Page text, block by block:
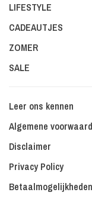
LIFESTYLE
CADEAUTJES
ZOMER
SALE
Leer ons kennen
Algemene
Disclaimer
Privacy Policy
Betaalmogelijkheden